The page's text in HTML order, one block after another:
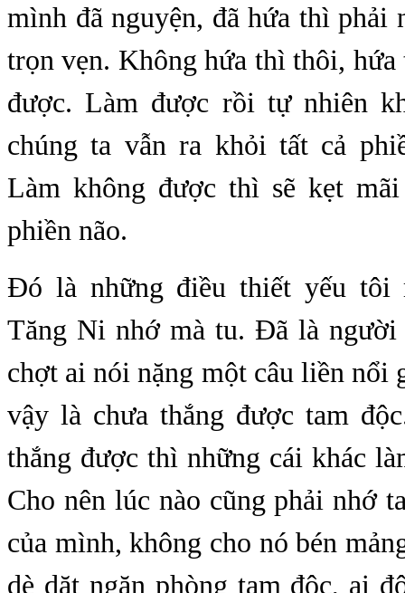
mình đã nguyện, đã hứa thì phải
trọn vẹn. Không hứa thì thôi,
được. Làm được rồi tự nhiên
chúng ta vẫn ra khỏi tất cả
Làm không được thì sẽ kẹt
phiền não.
Đó là những điều thiết yếu tôi
Tăng Ni nhớ mà tu. Đã là người
chợt ai nói nặng một câu liền nổi
vậy là chưa thắng được tam
thắng được thì những cái khác
Cho nên lúc nào cũng phải nhớ
của mình, không cho nó bén
dè dặt ngăn phòng tam độc, ai